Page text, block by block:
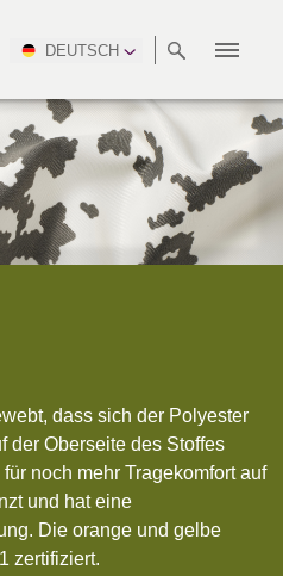
DEUTSCH
TEAMS
BRANCHE
GESUNDHEITSWESEN
HERSTELLUNG
GASTGEWERBE UND
FREIZEIT
UMWELT
VIDEOS INTERSEC
TAC (1)
FUTURE
SOUTH
AMERICA
AUSTRALIA &
ESTONIA,
LITHUANIA &
LATVIA
dass sich der Polyester
der Oberseite des Stoffes
noch mehr Tragekomfort auf
und hat eine
Die orange und gelbe
zertifiziert.